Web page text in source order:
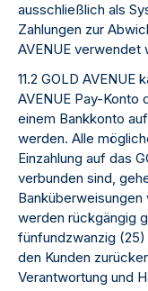
ausschließlich als
Zahlungen zur
AVENUE verwendet
11.2 GOLD AVENUE
AVENUE Pay-Konto
einem Bankkonto
werden. Alle
Einzahlung auf das
verbunden sind,
werden rückgängig
fünfundzwanzig
den Kunden
Verantwortung und